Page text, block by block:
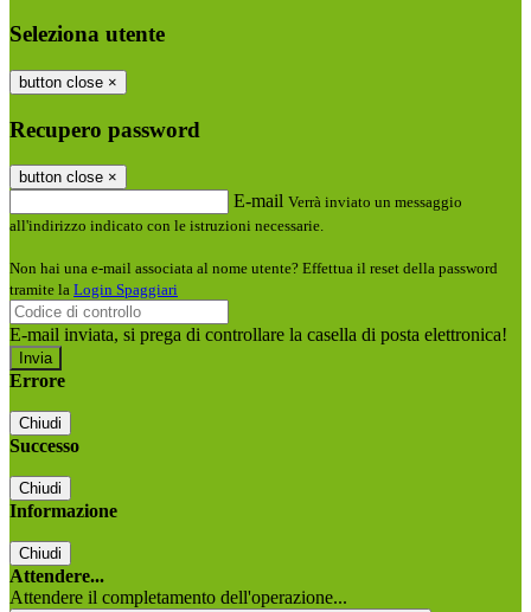
Seleziona utente
button close ×
Recupero password
button close ×
E-mail Verrà inviato un messaggio
all'indirizzo indicato con le istruzioni necessarie.
Non hai una e-mail associata al nome utente? Effettua il reset della password
tramite la Login Spaggiari
E-mail inviata, si prega di controllare la casella di posta elettronica!
Errore
Chiudi
Successo
Chiudi
Informazione
Chiudi
Attendere...
Attendere il completamento dell'operazione...